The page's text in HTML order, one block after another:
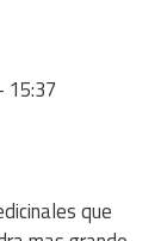
15:37
que